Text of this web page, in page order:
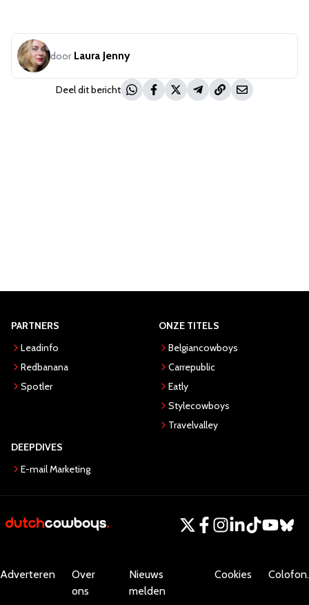
door Laura Jenny
Deel dit bericht
PARTNERS
Leadinfo
Redbanana
Spotler
ONZE TITELS
Belgiancowboys
Carrepublic
Eatly
Stylecowboys
Travelvalley
DEEPDIVES
E-mail Marketing
Adverteren
Over
ons
Nieuws
melden
Cookies Colofon.